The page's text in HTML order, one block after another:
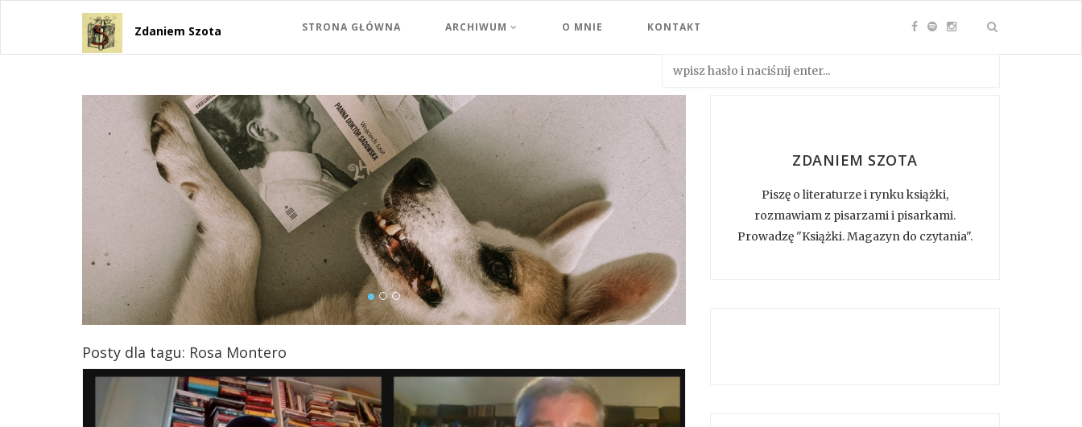
Zdaniem Szota STRONA GŁÓWNA ARCHIWUM O MNIE KONTAKT
Posty dla tagu: Rosa Montero
ZDANIEM SZOTA
Piszę o literaturze i rynku książki,
rozmawiam z pisarzami i pisarkami.
Prowadzę "Książki. Magazyn do czytania".